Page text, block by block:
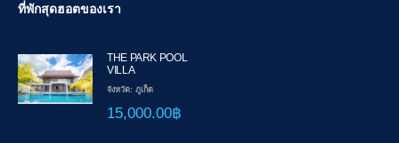
ที่พักสุดฮอตของเรา
THE PARK POOL
VILLA
จังหวัด: ภูเก็ต
15,000.00฿